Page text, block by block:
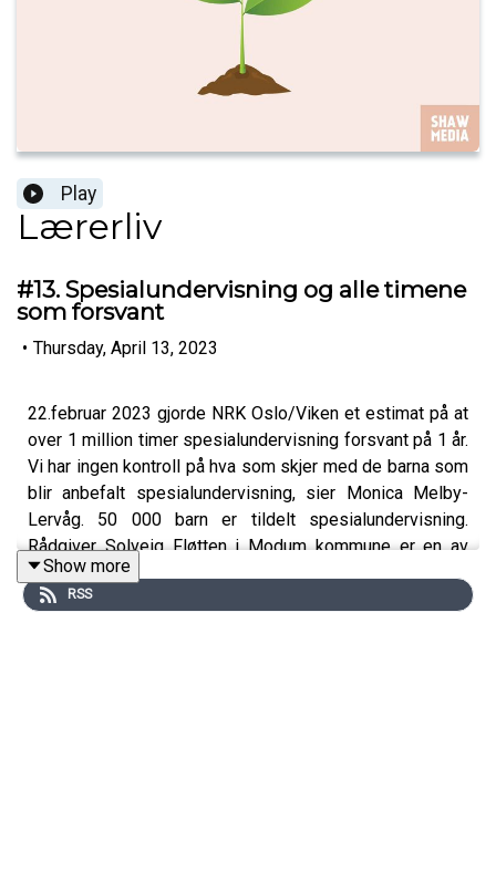
Play
Lærerliv
#13. Spesialundervisning og alle timene
som forsvant
• Thursday, April 13, 2023
22.februar 2023 gjorde NRK Oslo/Viken et estimat på at
over 1 million timer spesialundervisning forsvant på 1 år.
Vi har ingen kontroll på hva som skjer med de barna som
blir anbefalt spesialundervisning, sier Monica Melby-
Lervåg. 50 000 barn er tildelt spesialundervisning.
Rådgiver Solveig Fløtten i Modum kommune er en av
lærerne som har varslet om bortfallet av timer, uten at
det medførte endring. I dagens episode har vi besøk av
Show more
RSS